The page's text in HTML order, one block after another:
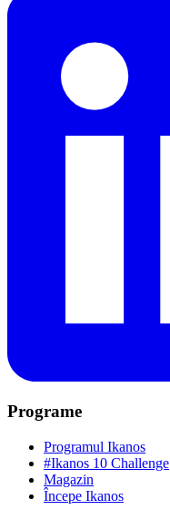
Programe
Programul Ikanos
#Ikanos 10 Challenge
Magazin
Începe Ikanos